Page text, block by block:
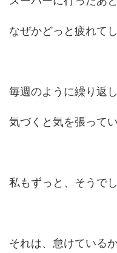
なぜかどっと疲れて
毎週のように繰り返
気づくと気を張って
私もずっと、そうでし
それは、怠けている